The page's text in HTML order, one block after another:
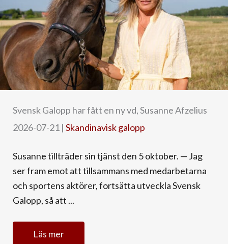
Svensk Galopp har fått en ny vd, Susanne Afzelius
2026-07-21 | Skandinavisk galopp
Susanne tillträder sin tjänst den 5 oktober. — Jag
ser fram emot att tillsammans med medarbetarna
och sportens aktörer, fortsätta utveckla Svensk
Galopp, så att ...
Läs mer